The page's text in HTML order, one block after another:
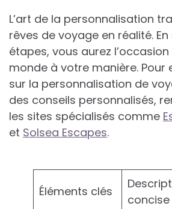
L’art de la personnalisation
rêves de voyage en réalité.
étapes, vous aurez
monde à votre manière. Pour
sur la personnalisation de
des conseils personnalisés,
les sites spécialisés comme
et Solsea Escapes.
Éléments clés
concise